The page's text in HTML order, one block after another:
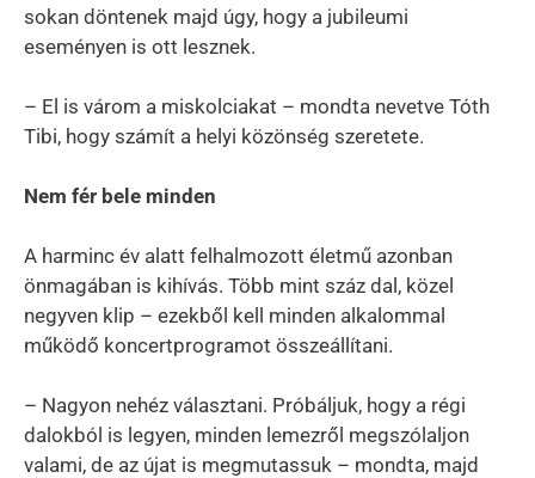
sokan döntenek majd úgy, hogy a jubileumi
eseményen is ott lesznek.
– El is várom a miskolciakat – mondta nevetve Tóth
Tibi, hogy számít a helyi közönség szeretete.
Nem fér bele minden
A harminc év alatt felhalmozott életmű azonban
önmagában is kihívás. Több mint száz dal, közel
negyven klip – ezekből kell minden alkalommal
működő koncertprogramot összeállítani.
– Nagyon nehéz választani. Próbáljuk, hogy a régi
dalokból is legyen, minden lemezről megszólaljon
valami, de az újat is megmutassuk – mondta, majd